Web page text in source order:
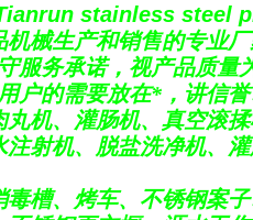
stainless steel
械生产和销售的专业
服务承诺，视产品质量
户的需要放在*，讲信
机、灌肠机、真空滚
射机、脱盐洗净机、
毒槽、烤车、不锈钢案